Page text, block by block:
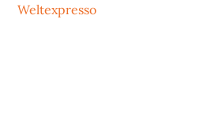
Weltexpresso